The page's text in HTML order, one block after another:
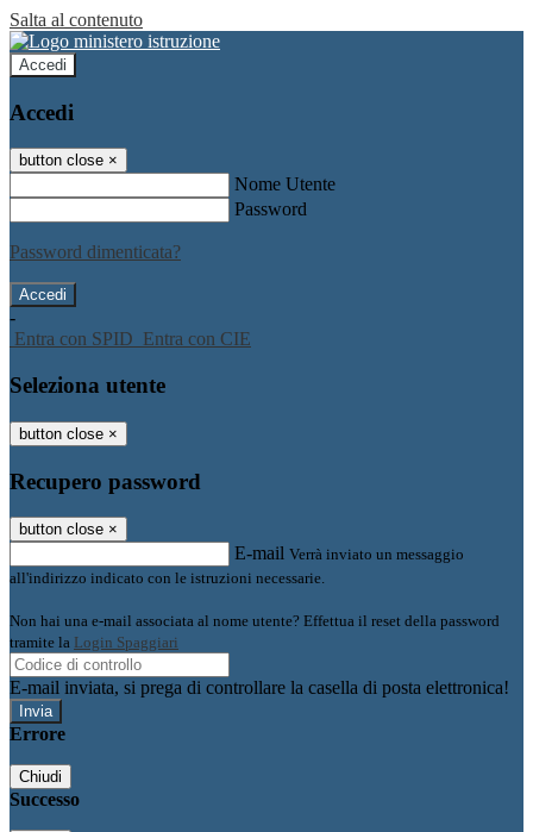
Salta al contenuto
Accedi
Accedi
button close ×
Nome Utente
Password
Password dimenticata?
-
Entra con SPID Entra con CIE
Seleziona utente
button close ×
Recupero password
button close ×
E-mail Verrà inviato un messaggio
all'indirizzo indicato con le istruzioni necessarie.
Non hai una e-mail associata al nome utente? Effettua il reset della password
tramite la Login Spaggiari
E-mail inviata, si prega di controllare la casella di posta elettronica!
Errore
Chiudi
Successo